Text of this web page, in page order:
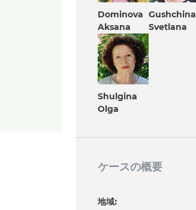
Dominova
Aksana
Gushchina
Svetlana
Shulgina
Olga
ケースの概要
地域: